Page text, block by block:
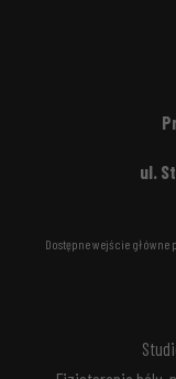
ul.
Dostępne wejście główne